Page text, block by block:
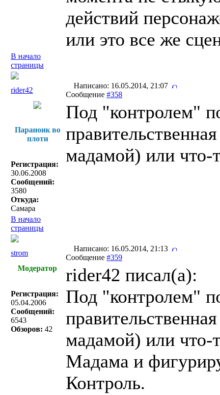
действий
или это все же
В начало
страницы
rider42
Написано: 16.05.2014, 21:07
Сообщение #358
Параноик во
плоти
Регистрация:
30.06.2008
Сообщений:
3580
Откуда:
Самара
Под "контролем"
мадамой) или что-
В начало
страницы
strom
Написано: 16.05.2014, 21:13
Сообщение #359
Модератор
Регистрация:
05.04.2006
Сообщений:
6543
Обзоров: 42
rider42 писал(a):
Под "контролем"
мадамой) или что-
Мадама и
Контроль.